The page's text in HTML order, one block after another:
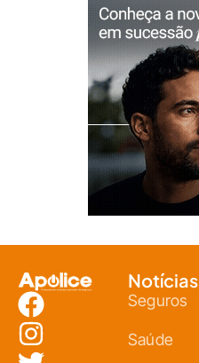
Notícias
Seguros
Saúde